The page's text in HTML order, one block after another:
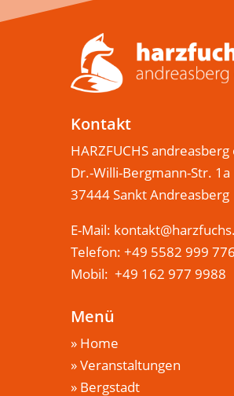
Kontakt
HARZFUCHS
Dr.-Willi-Bergmann-Str. 1a
37444 Sankt Andreasberg
E-Mail:
Telefon: +49 5582 999
Mobil: +49 162 977 9988
Menü
» Home
»Veranstaltungen
» Bergstadt